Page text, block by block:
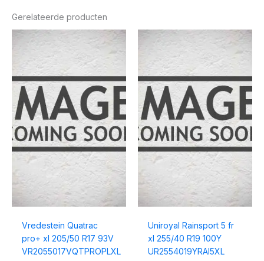
Gerelateerde producten
Vredestein Quatrac
pro+ xl 205/50 R17 93V
VR2055017VQTPROPLXL
Uniroyal Rainsport 5 fr
xl 255/40 R19 100Y
UR2554019YRAI5XL